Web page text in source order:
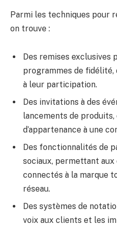
Parmi les techniques pour
on trouve :
Des remises exclusives
programmes de
à leur participation.
Des invitations à des
lancements de
d’appartenance à une
Des fonctionnalités de
sociaux, permettant
connectés à la marque
réseau.
Des systèmes de
voix aux clients et les